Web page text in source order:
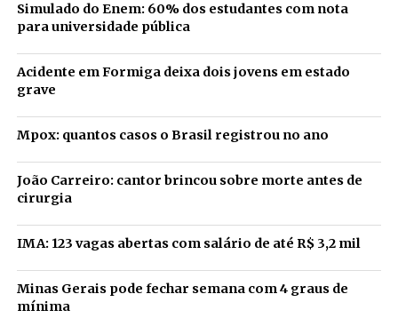
Simulado do Enem: 60% dos estudantes com nota
para universidade pública
Acidente em Formiga deixa dois jovens em estado
grave
Mpox: quantos casos o Brasil registrou no ano
João Carreiro: cantor brincou sobre morte antes de
cirurgia
IMA: 123 vagas abertas com salário de até R$ 3,2 mil
Minas Gerais pode fechar semana com 4 graus de
mínima